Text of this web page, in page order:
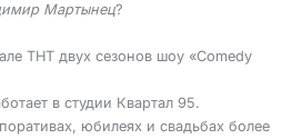
Мартынец?
ТНТ двух сезонов шоу «Comedy
в студии Квартал 95.
юбилеях и свадьбах более